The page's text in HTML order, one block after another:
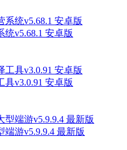
v5.68.1 安卓版
v3.0.91 安卓版
游v5.9.9.4 最新版